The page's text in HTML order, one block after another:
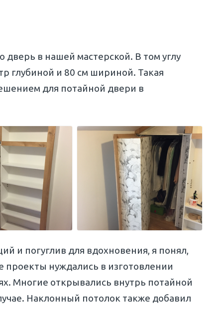
в нашей мастерской. В том углу
глубиной и 80 см шириной. Такая
для потайной двери в
и погуглив для вдохновения, я понял,
проекты нуждались в изготовлении
Многие открывались внутрь потайной
Наклонный потолок также добавил